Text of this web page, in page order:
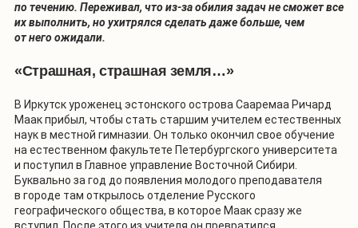
по течению. Переживал, что из-за обилия задач не сможет все
их выполнить, но ухитрялся сделать даже больше, чем
от него ожидали.
«Страшная, страшная земля…»
В Иркутск уроженец эстонского острова Сааремаа Ричард
Маак прибыл, чтобы стать старшим учителем естественных
наук в местной гимназии. Он только окончил свое обучение
на естественном факультете Петербургского университета
и поступил в Главное управление Восточной Сибири.
Буквально за год до появления молодого преподавателя
в городе там открылось отделение Русского
географического общества, в которое Маак сразу же